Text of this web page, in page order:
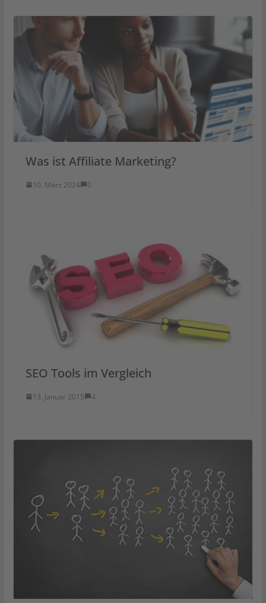
Was ist Affiliate Marketing?
10. März 2024 0
SEO Tools im Vergleich
13. Januar 2015 4